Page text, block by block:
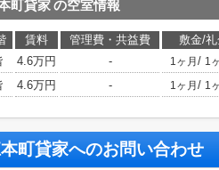
町貸家の空室情報
賃料 管理費・共益費 敷金/
4.6万円 - 1ヶ月 / 1
4.6万円 - 1ヶ月 / 1
町貸家へのお問い合わせ